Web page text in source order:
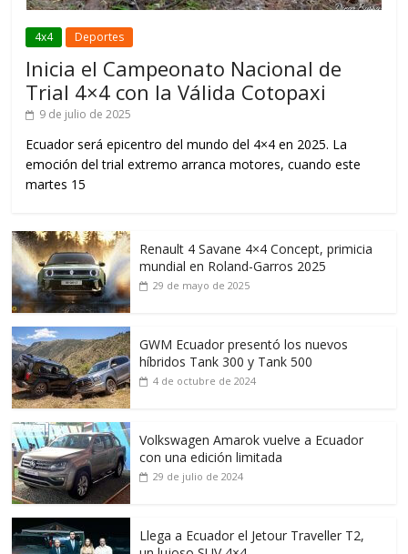
4x4 Deportes
Inicia el Campeonato Nacional de
Trial 4×4 con la Válida Cotopaxi
9 de julio de 2025
Ecuador será epicentro del mundo del 4×4 en 2025. La
emoción del trial extremo arranca motores, cuando este
martes 15
Renault 4 Savane 4×4 Concept, primicia
mundial en Roland-Garros 2025
29 de mayo de 2025
GWM Ecuador presentó los nuevos
híbridos Tank 300 y Tank 500
4 de octubre de 2024
Volkswagen Amarok vuelve a Ecuador
con una edición limitada
29 de julio de 2024
Llega a Ecuador el Jetour Traveller T2,